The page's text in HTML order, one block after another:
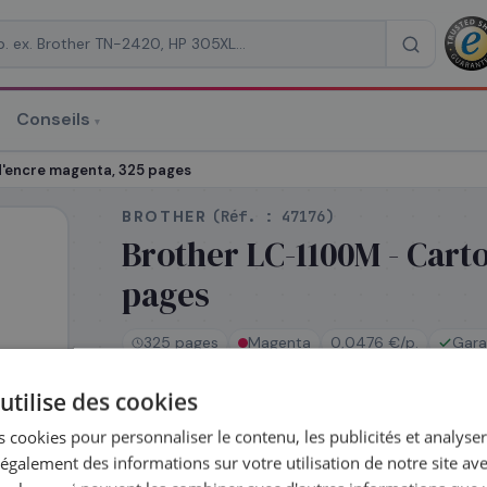
Conseils ▾
magenta, 325 pages
BROTHER (Réf. : 47176)
Brother LC-1100M -
pages
325 pages Magenta 0,0476 €/p.
Expédié le jour même — commandez avant
Coût par impression :0,0476€
des cookies
cookies pour personnaliser le contenu, les publicités et
des informations sur votre utilisation de notre site